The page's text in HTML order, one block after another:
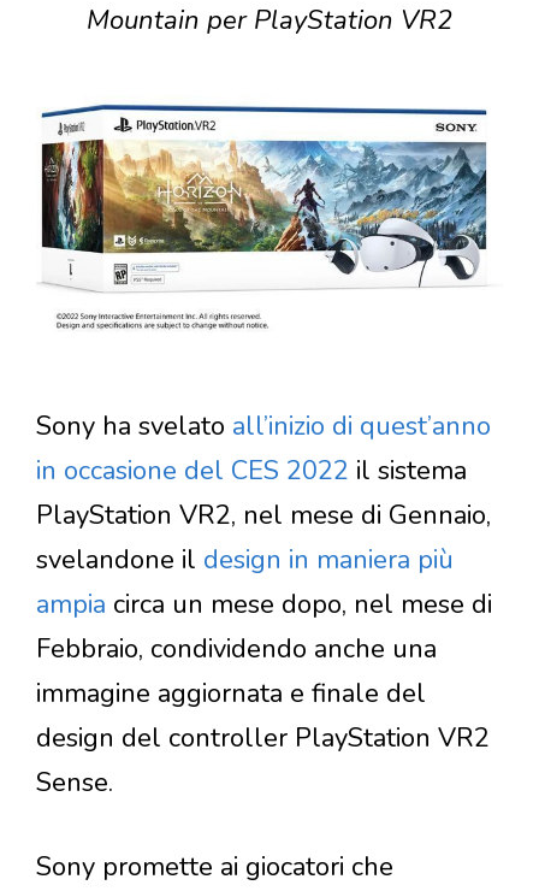
Mountain per PlayStation VR2
Sony ha svelato all’inizio di quest’anno
in occasione del CES 2022 il sistema
PlayStation VR2, nel mese di Gennaio,
svelandone il design in maniera più
ampia circa un mese dopo, nel mese di
Febbraio, condividendo anche una
immagine aggiornata e finale del
design del controller PlayStation VR2
Sense.
Sony promette ai giocatori che